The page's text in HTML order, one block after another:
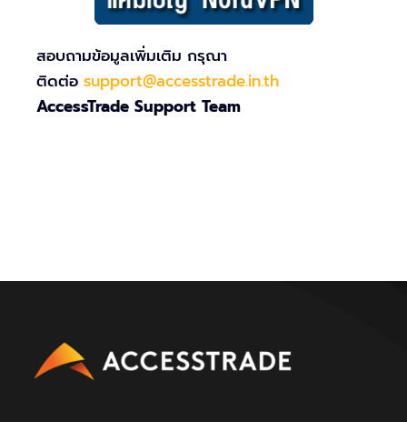
สอบถามข้อมูลเพิ่มเติม กรุณา
ติดต่อ support@accesstrade.in.th
AccessTrade Support Team